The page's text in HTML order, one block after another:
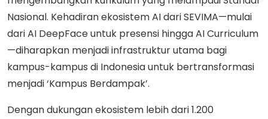
Nasional. Kehadiran ekosistem AI dari SEVIMA—mulai
dari AI DeepFace untuk presensi hingga AI Curriculum
—diharapkan menjadi infrastruktur utama bagi
kampus-kampus di Indonesia untuk bertransformasi
menjadi ‘Kampus Berdampak’.
Dengan dukungan ekosistem lebih dari 1.200